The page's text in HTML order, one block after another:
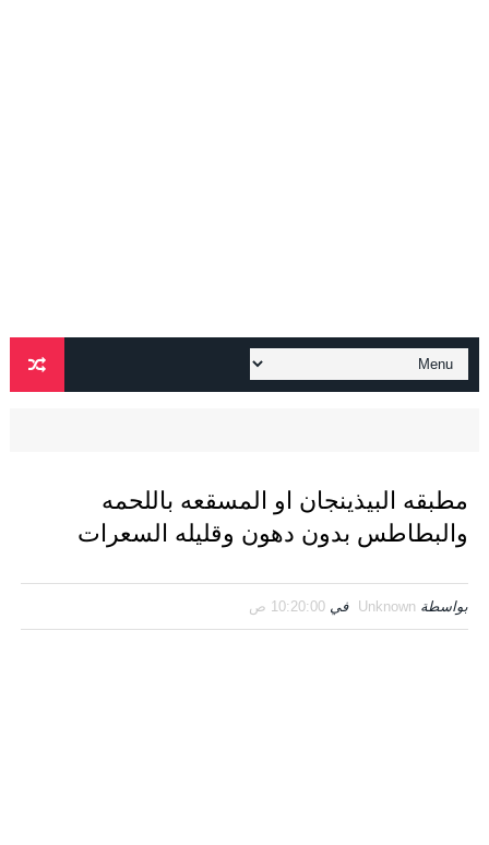
مطبقه البيذينجان او المسقعه باللحمه
والبطاطس بدون دهون وقليله السعرات
بواسطة Unknown في 10:20:00 ص